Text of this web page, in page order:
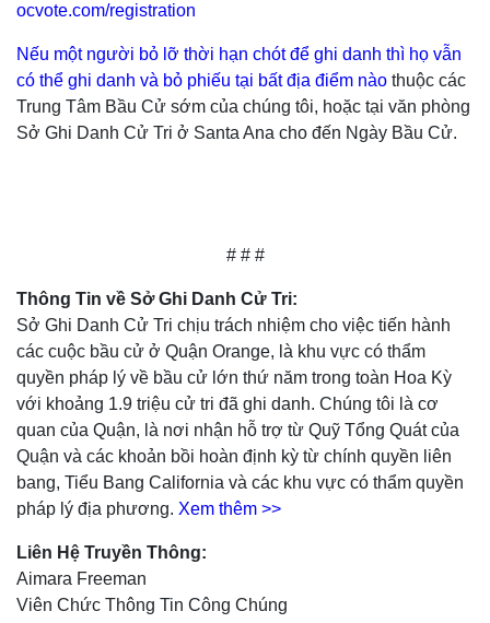
ocvote.com/registration
Nếu một người bỏ lỡ thời hạn chót để ghi danh thì họ vẫn
có thể ghi danh và bỏ phiếu tại bất địa điểm nào thuộc các
Trung Tâm Bầu Cử sớm của chúng tôi, hoặc tại văn phòng
Sở Ghi Danh Cử Tri ở Santa Ana cho đến Ngày Bầu Cử.
# # #
Thông Tin về Sở Ghi Danh Cử Tri:
Sở Ghi Danh Cử Tri chịu trách nhiệm cho việc tiến hành
các cuộc bầu cử ở Quận Orange, là khu vực có thẩm
quyền pháp lý về bầu cử lớn thứ năm trong toàn Hoa Kỳ
với khoảng 1.9 triệu cử tri đã ghi danh. Chúng tôi là cơ
quan của Quận, là nơi nhận hỗ trợ từ Quỹ Tổng Quát của
Quận và các khoản bồi hoàn định kỳ từ chính quyền liên
bang, Tiểu Bang California và các khu vực có thẩm quyền
pháp lý địa phương. Xem thêm >>
Liên Hệ Truyền Thông:
Aimara Freeman
Viên Chức Thông Tin Công Chúng